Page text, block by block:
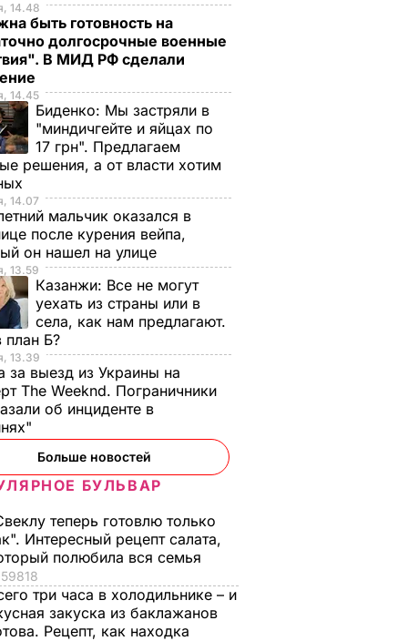
14.48
быть готовность на
долгосрочные военные
В МИД РФ сделали
14.45
Биденко: Мы застряли в
"миндичгейте и яйцах по
17 грн". Предлагаем
решения, а от власти хотим
14.07
мальчик оказался в
после курения вейпа,
он нашел на улице
13.59
Казанжи: Все не могут
уехать из страны или в
села, как нам предлагают.
план Б?
13.39
за выезд из Украины на
The Weeknd. Пограничники
об инциденте в
Больше новостей
БУЛЬВАР
теперь готовлю только
Интересный рецепт салата,
полюбила вся семья
59818
три часа в холодильнике – и
закуска из баклажанов
Рецепт, как находка